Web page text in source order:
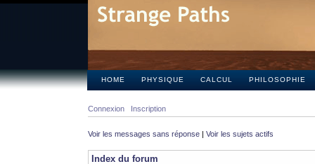
HOME PHYSIQUE CALCUL PHILOSOPHIE
Connexion Inscription
Voir les messages sans réponse | Voir les sujets actifs
Index du forum